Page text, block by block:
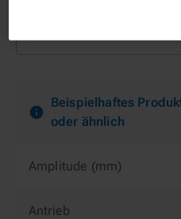
Beispielhaftes
oder ähnlich
Amplitude (mm)
Antrieb